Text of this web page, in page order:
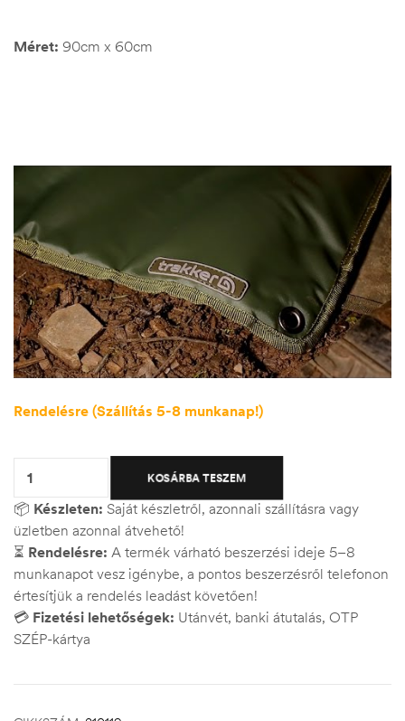
Méret: 90cm x 60cm
Rendelésre (Szállítás 5-8 munkanap!)
KOSÁRBA TESZEM
📦 Készleten: Saját készletről, azonnali szállításra vagy
üzletben azonnal átvehető!
⏳ Rendelésre: A termék várható beszerzési ideje 5–8
munkanapot vesz igénybe, a pontos beszerzésről telefonon
értesítjük a rendelés leadást követően!
💳 Fizetési lehetőségek: Utánvét, banki átutalás, OTP
SZÉP-kártya